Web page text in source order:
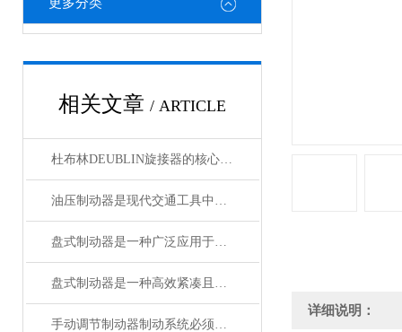
相关文章 / ARTICLE
杜布林DEUBLIN旋接器的核心在于转子与外壳之间的相对旋转
油压制动器是现代交通工具中常见的制动系统
盘式制动器是一种广泛应用于各类车辆和机械设备的制动系统
盘式制动器是一种高效紧凑且散热性能好的制动系统
手动调节制动器制动系统必须具备的功能
详细说明：